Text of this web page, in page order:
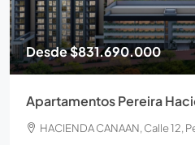
Desde$831.690.000
Apartamentos Pereira
HACIENDA CANAAN, Calle 12,